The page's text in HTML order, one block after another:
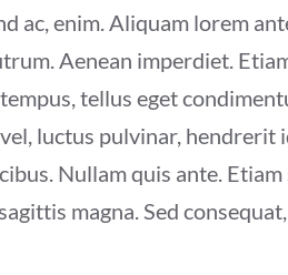
ac, enim. Aliquam lorem
Aenean imperdiet.
tellus eget
luctus pulvinar, hendrerit
Nullam quis ante.
magna. Sed